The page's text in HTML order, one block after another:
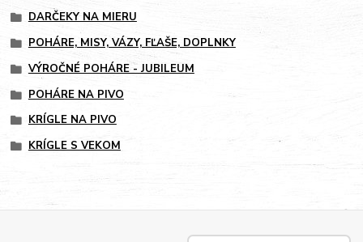
DARČEKY NA MIERU
POHÁRE, MISY, VÁZY, FĽAŠE, DOPLNKY
VÝROČNÉ POHÁRE - JUBILEUM
POHÁRE NA PIVO
KRÍGLE NA PIVO
KRÍGLE S VEKOM